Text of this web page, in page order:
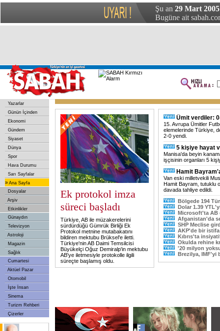
Şu an 29 Mart 2005
Bugüne ait
Yazarlar
Günün İçinden
Ekonomi
Gündem
Siyaset
Dünya
Spor
Hava Durumu
Sarı Sayfalar
» Ana Sayfa
Dosyalar
Arşiv
Etkinlikler
Günaydın
Televizyon
Astroloji
Magazin
Sağlık
Cumartesi
Aktüel Pazar
Otomobil
İşte İnsan
Sinema
Turizm Rehberi
Çizerler
Ek protokol imza
süreci başladı
Türkiye, AB ile müzakerelerini
sürdürdüğü Gümrük Birliği Ek
Protokol metnine mutabakatını
bildiren mektubu Brüksel'e iletti.
Türkiye'nin AB Daimi Temsilcisi
Büyükelçi Oğuz Demiralp'in mektubu
AB'ye iletmesiyle protokolle ilgili
süreçte başlamış oldu.
Ümit verdiler:
15. Avrupa Ümitler
elemelerinde Türkiye,
2-0 yendi.
5 kişiye hayat
Manisa'da beyin
işçisinin organları 5
Hamit
Van eski milletvekili
Hamit Bayram, tutuklu
davada tahliye edildi.
Bölgede 194
Dolar 1.39
Microsoft'ta AB
Afganistan'da
SHP Meclise
AKP'de bir
Kıbrıs'ta insiyatif
Okulda rehine
'20 milyon
Brezilya, IMF'yi